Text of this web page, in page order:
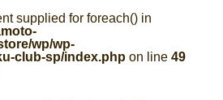
supplied for foreach() in
wp/wp-
club-sp/index.php on line 49